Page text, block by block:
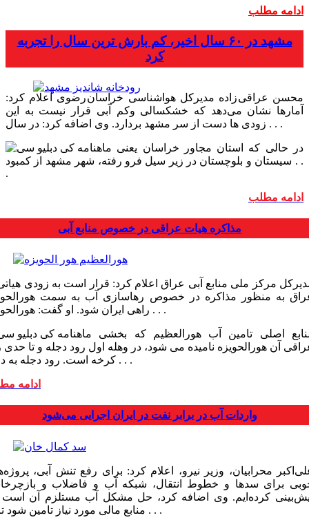
ادامه مطلب
مشهد در ۶۰ سال اخیر، کم بارش ترین سال را تجربه
کرد
محسن عراقی زاده مدیرکل هواشناسی خراسان رضوی اعلام کرد:
آمار‌ها نشان می‌دهد که خشکسالی وکم آبی قرار نیست به این
زودی ها دست از سر مشهد بردارد. وی اضافه کرد: در سال . . .
سیستان و بلوچستان در زیر سیل فرو رفته، شهر مشهد از کمبود . .
.
ادامه مطلب
مذاکره هیات عراقی در خصوص منابع آبی
مرکز ملی منابع آبی عراق اعلام کرد: قرار است به زودی
به منظور مذاکره در خصوص رهاسازی آب به سمت
راهی ایران شود. او گفت: هورالحویزه . . .
آن هورالحویزه نامیده می شود، در وهله اول رود دجله و تا حدی
کرخه است. رود دجله به دلیل . . .
ادامه
واردات آب در برابر نفت در ایران اجرایی می‌شود
محرابیان، وزیر نیرو، اعلام کرد: برای رفع تنش آبی،
برای سدها و خطوط انتقال، شبکه آب و فاضلاب و
کرده‌ایم. وی اضافه کرد، حل مشکل آب مستلزم آن
منابع مالی مورد نیاز تامین شود تا ما . . .